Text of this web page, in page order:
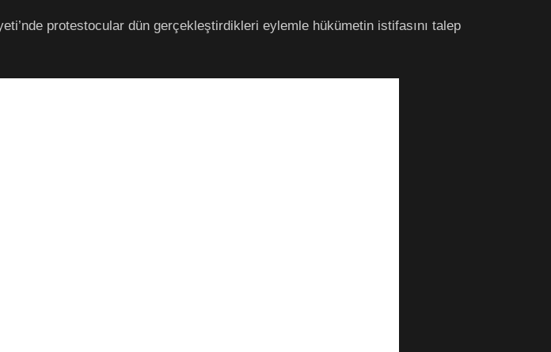
protestocular dün gerçekleştirdikleri eylemle hükümetin istifasını talep